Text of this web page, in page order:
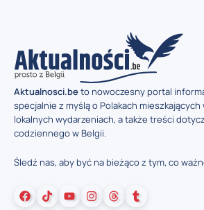
Aktualnosci.beto nowoczesny portal
specjalnie z myślą o Polakach
lokalnych wydarzeniach, a także treści
codziennego w Belgii.
Śledź nas, aby być na bieżąco z tym, co